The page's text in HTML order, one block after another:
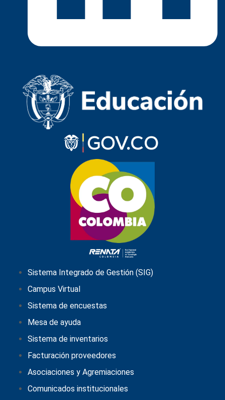
Sistema Integrado de Gestión (SIG)
Campus Virtual
Sistema de encuestas
Mesa de ayuda
Sistema de inventarios
Facturación proveedores
Asociaciones y Agremiaciones
Comunicados institucionales